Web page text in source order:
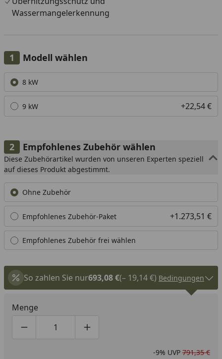
Wassermangelerkennung
Modell wählen
Alle anzeigen (2)
8 kW
9 kW +22,54 €
Empfohlenes Zubehör wählen
Diese Zubehörartikel wurden von unseren Experten speziell
auf dieses Produkt abgestimmt.
Ohne Zubehör
Empfohlenes Zubehör-Paket +1.273,51 €
Empfohlenes Zubehör frei wählen
So zahlen Sie nur693,08 €(– 19,14 €) Bedingungen
Menge
Produktmenge um eins verringern
Produktmenge manuell eingeben
Produktmenge um eins erhöhen
-9% UVP 791,35 €